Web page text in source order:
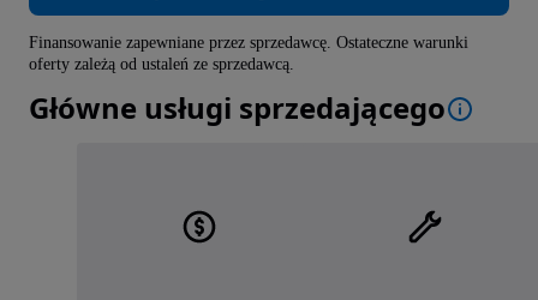
Finansowanie zapewniane przez sprzedawcę. Ostateczne warunki
oferty zależą od ustaleń ze sprzedawcą.
Główne usługi sprzedającego